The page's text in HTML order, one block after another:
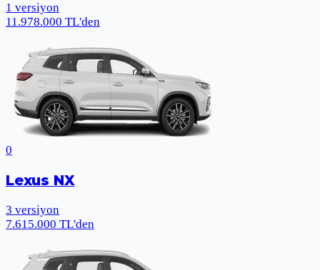
1 versiyon
11.978.000 TL'den
0
Lexus NX
3 versiyon
7.615.000 TL'den